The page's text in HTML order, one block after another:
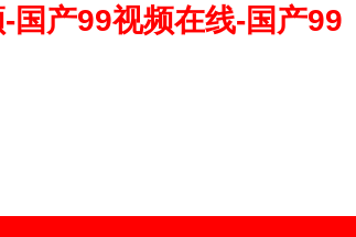
国产99视频在线-国产99